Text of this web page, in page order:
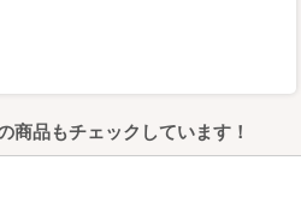
商品もチェックしています！